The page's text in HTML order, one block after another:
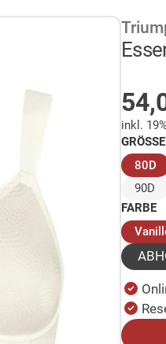
inkl.
GRÖSSE
80D
90D
FARBE